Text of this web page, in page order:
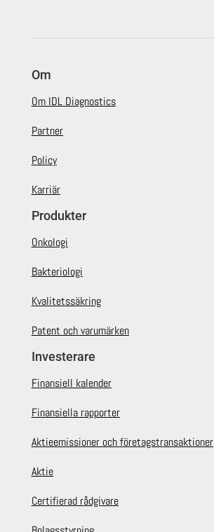
Om
Om IDL Diagnostics
Partner
Policy
Karriär
Produkter
Onkologi
Bakteriologi
Kvalitetssäkring
Patent och varumärken
Investerare
Finansiell kalender
Finansiella rapporter
Aktieemissioner och företagstransaktioner
Aktie
Certifierad rådgivare